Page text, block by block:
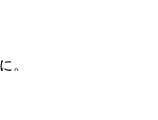
。